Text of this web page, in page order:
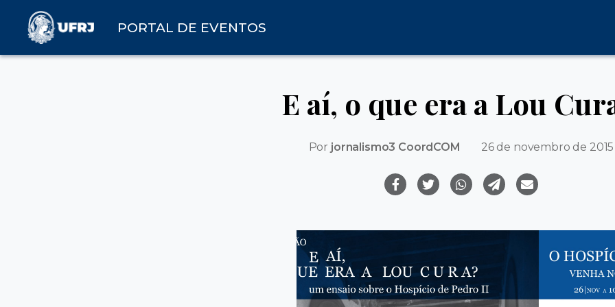
PORTAL DE EVENTOS
E aí, o que era a Lou
Por jornalismo3 CoordCOM 26 de novembro de 2015